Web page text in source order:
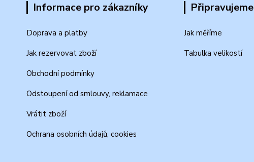
Informace pro zákazníky
Doprava a platby
Jak rezervovat zboží
Obchodní podmínky
Odstoupení od smlouvy, reklamace
Vrátit zboží
Ochrana osobních údajů, cookies
Připravujeme
Jak měříme
Tabulka velikostí